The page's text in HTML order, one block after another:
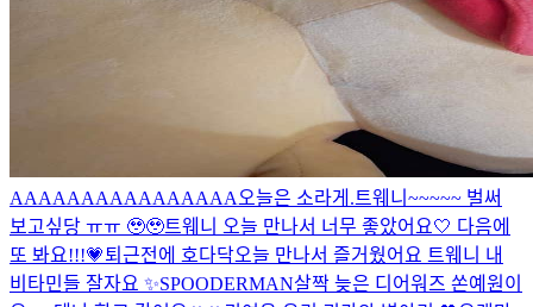
AAAAAAAAAAAAAAAA 오늘은 소라게.트웨니~~~~~ 벌써
보고싶당 ㅠㅠ 🥹🥹트웨니 오늘 만나서 너무 좋았어요🤍 다음에
또 봐요!!!💗퇴근전에 호다닥오늘 만나서 즐거웠어요 트웨니 내
비타민들 잘자요 ✨️SPOODERMAN살짝 늦은 디어워즈 쏜예원이